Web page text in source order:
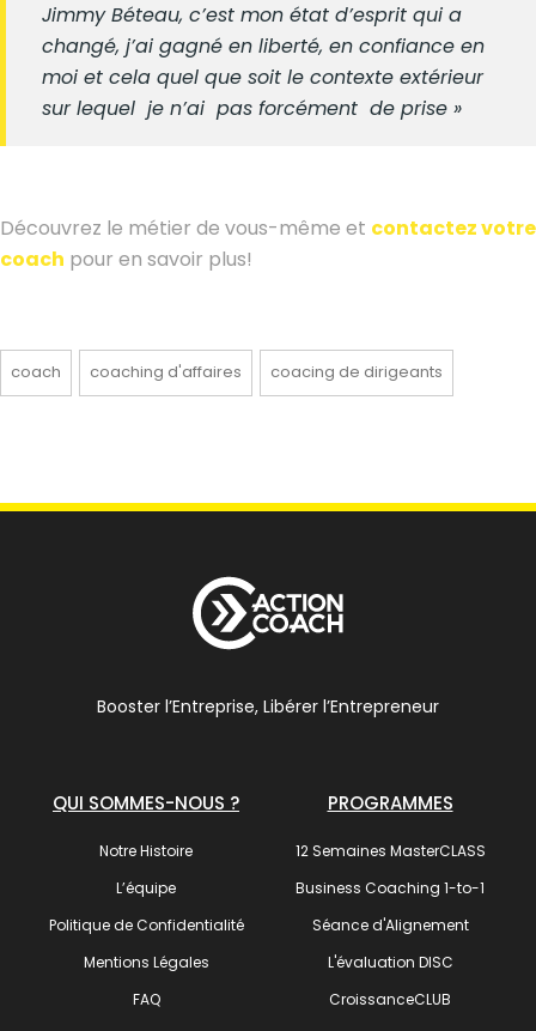
Jimmy Béteau, c’est mon état d’esprit qui a
changé, j’ai gagné en liberté, en confiance en
moi et cela quel que soit le contexte extérieur
sur lequel je n’ai pas forcément de prise »
Découvrez le métier de vous-même et contactez votre
coach pour en savoir plus!
coach coaching d'affaires coacing de dirigeants
Booster l’Entreprise, Libérer l’Entrepreneur
QUI SOMMES-NOUS ?
Notre Histoire
L’équipe
Politique de Confidentialité
Mentions Légales
FAQ
PROGRAMMES
12 Semaines MasterCLASS
Business Coaching 1-to-1
Séance d'Alignement
L'évaluation DISC
CroissanceCLUB